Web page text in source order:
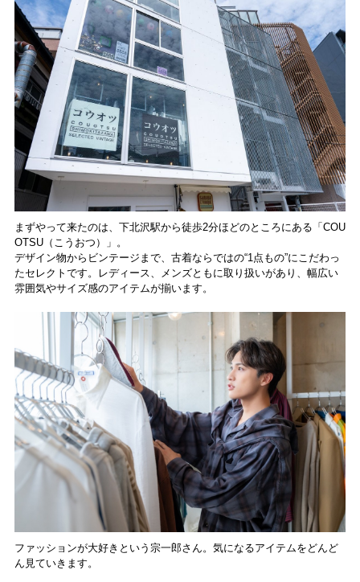
まずやって来たのは、下北沢駅から徒歩2分ほどのところにある「COU
OTSU（こうおつ）」。
デザイン物からビンテージまで、古着ならではの“1点もの”にこだわっ
たセレクトです。レディース、メンズともに取り扱いがあり、幅広い
雰囲気やサイズ感のアイテムが揃います。
ファッションが大好きという宗一郎さん。気になるアイテムをどんど
ん見ていきます。